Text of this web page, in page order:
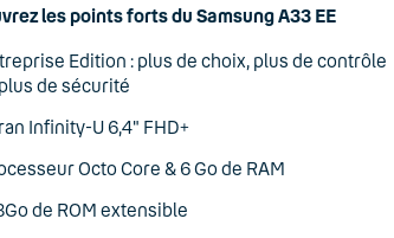
les points forts du Samsung A33 EE
Edition : plus de choix, plus de contrôle
de sécurité
Infinity-U 6,4" FHD+
Octo Core & 6 Go de RAM
de ROM extensible